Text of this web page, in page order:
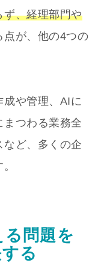
ず、経理部門や
点が、他の4つの
成や管理、AIに
まつわる業務全
ど、多くの企
問題を
る